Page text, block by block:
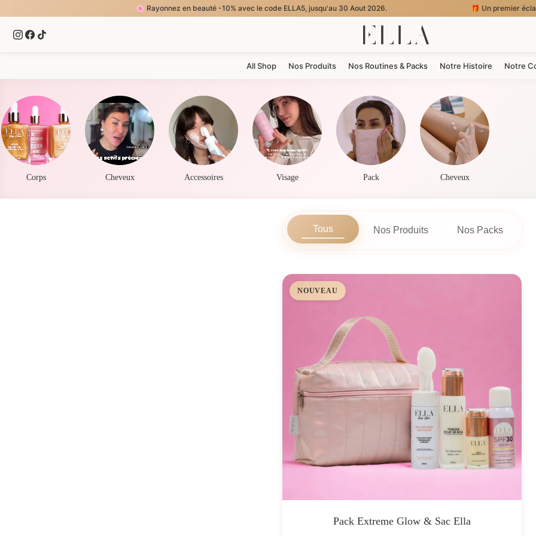
🌸 Rayonnez en beauté -10% avec le code ELLA5, jusqu'au 30 Aout 2026. 🎁 Un premier éclat tout en douceur
All Shop Nos Produits Nos Routines & Packs Notre Histoire Notre
Corps Cheveux Accessoires Visage Pack Cheveux
Tous Nos Produits Nos Packs
NOUVEAU
Pack Extreme Glow & Sac Ella